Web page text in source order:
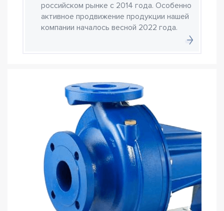
российском рынке с 2014 года. Особенно
активное продвижение продукции нашей
компании началось весной 2022 года.